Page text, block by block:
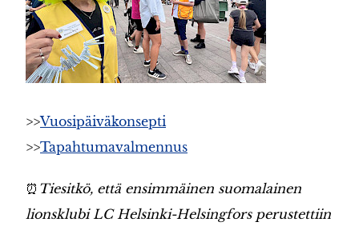
>>Vuosipäiväkonsepti
>>Tapahtumavalmennus
⏰ Tiesitkö, että ensimmäinen suomalainen
lionsklubi LC Helsinki-Helsingfors perustettiin